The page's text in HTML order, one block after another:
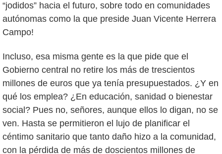
“jodidos” hacia el futuro, sobre todo en comunidades
autónomas como la que preside Juan Vicente Herrera
Campo!
Incluso, esa misma gente es la que pide que el
Gobierno central no retire los más de trescientos
millones de euros que ya tenía presupuestados. ¿Y en
qué los emplea? ¿En educación, sanidad o bienestar
social? Pues no, señores, aunque ellos lo digan, no se
ven. Hasta se permitieron el lujo de planificar el
céntimo sanitario que tanto daño hizo a la comunidad,
con la pérdida de más de doscientos millones de